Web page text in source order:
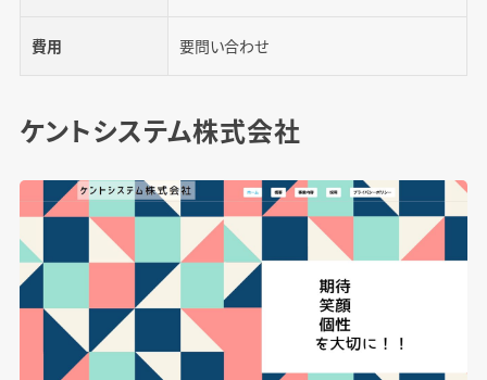
費用 要問い合わせ
ケントシステム株式会社